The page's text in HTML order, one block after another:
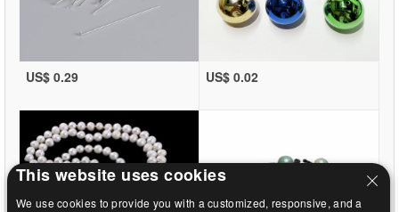
US$ 0.29 US$ 0.02
This website uses cookies
We use cookies to provide you with a customized, responsive, and a